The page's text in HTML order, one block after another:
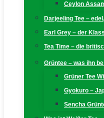
Ceylon
Darjeeling Tee –
Earl Grey – der
Tea Time – die
Grüntee – was ihn
Grüner Tee
Gyokuro –
Sencha